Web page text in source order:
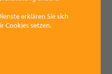
Kauf ein, dort wo du
erklären Sie sich
Cookies setzen.